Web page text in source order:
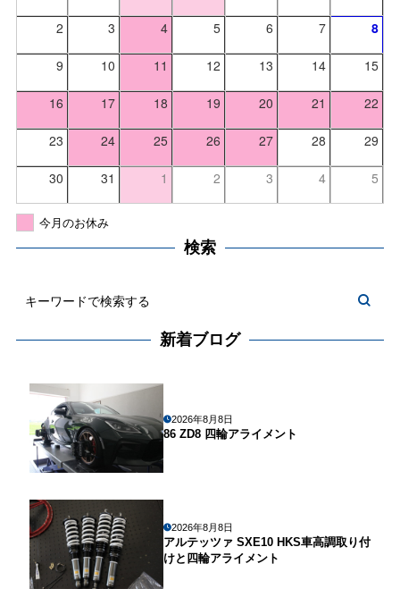
2 3 4 5 6 7 8
9 10 11 12 13 14 15
16 17 18 19 20 21 22
23 24 25 26 27 28 29
30 31 1 2 3 4 5
今月のお休み
検索
新着ブログ
2026年8月8日
86 ZD8 四輪アライメント
2026年8月8日
アルテッツァ SXE10 HKS車高調取り付
けと四輪アライメント